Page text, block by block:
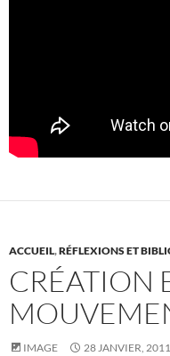
ACCUEIL,RÉFLEXIONS ET
CRÉATION
IMAGE 28 JANVIER, 2011